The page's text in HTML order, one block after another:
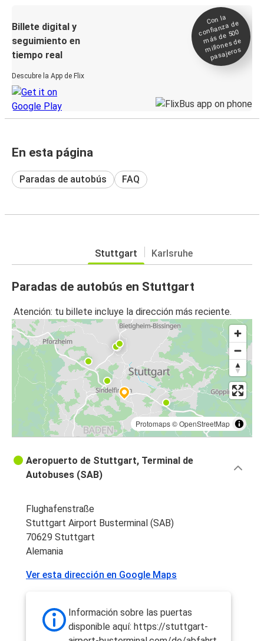
Billete digital y
seguimiento en
tiempo real
Descubre la App de Flix
Con la
confianza de
más de 500
millones de
pasajeros
En esta página
Paradas de autobús FAQ
Stuttgart Karlsruhe
Paradas de autobús en Stuttgart
Atención: tu billete incluye la dirección más reciente.
Protomaps©OpenStreetMap
Aeropuerto de Stuttgart, Terminal de
Autobuses (SAB)
Flughafenstraße
Stuttgart Airport Busterminal (SAB)
70629 Stuttgart
Alemania
Ver esta dirección en Google Maps
Información sobre las puertas
disponible aquí: https://stuttgart-